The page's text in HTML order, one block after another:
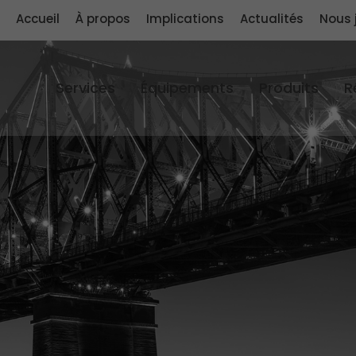
Accueil À propos Implications Actualités Nous
Services Équipements Produits